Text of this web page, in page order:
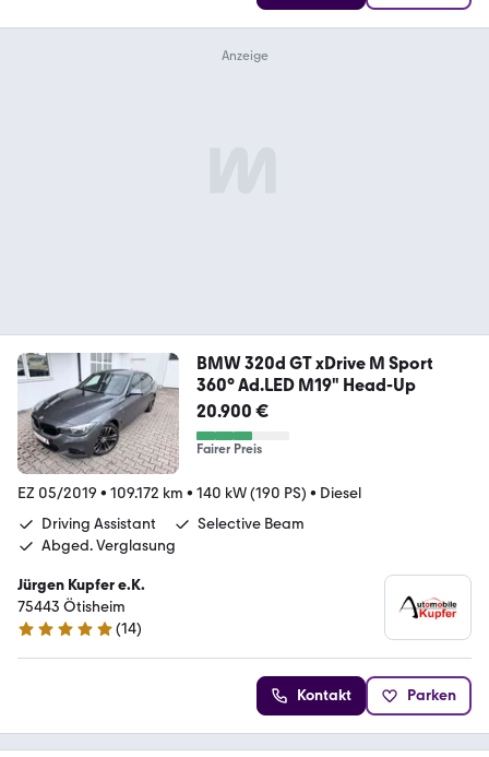
BMW 320d GT xDrive M Sport
360° Ad.LED M19" Head-Up
20.900 €
Fairer Preis
EZ 05/2019 • 109.172 km • 140 kW (190 PS) • Diesel
Driving Assistant
Selective Beam
Abged. Verglasung
Jürgen Kupfer e.K.
75443 Ötisheim
5 Sterne
(14)
Kontakt Parken